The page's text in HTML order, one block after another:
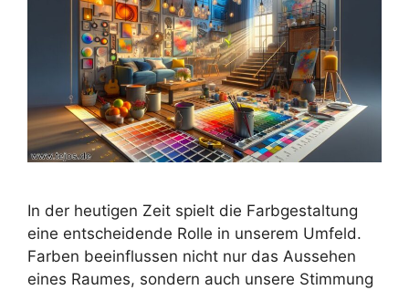
In der heutigen Zeit spielt die Farbgestaltung
eine entscheidende Rolle in unserem Umfeld.
Farben beeinflussen nicht nur das Aussehen
eines Raumes, sondern auch unsere Stimmung